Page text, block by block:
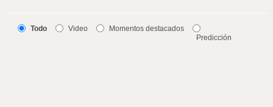
Todo Video
Momentos destacados
Predicción